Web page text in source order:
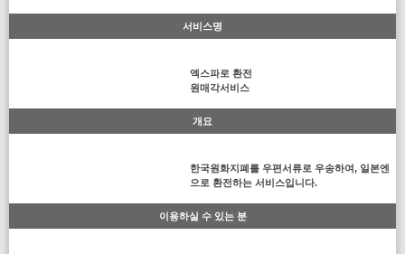
서비스명
엑스파로 환전
원매각서비스
개요
한국원화지폐를 우편서류로 우송하여, 일본엔
으로 환전하는 서비스입니다.
이용하실 수 있는 분